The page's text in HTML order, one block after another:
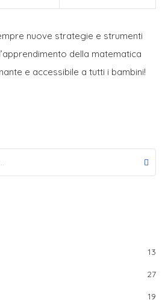
nuove strategie e strumenti
della matematica
e accessibile a tutti i bambini!
13
27
19